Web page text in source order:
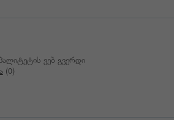
ვებ გვერდი
(0)